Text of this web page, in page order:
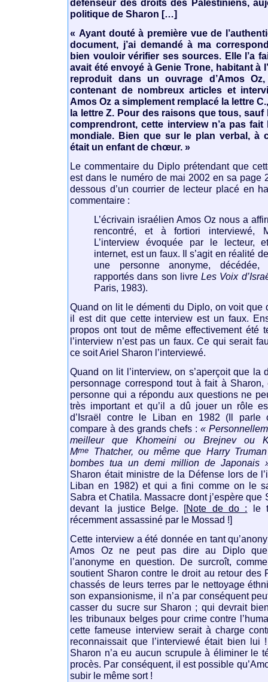
défenseur des droits des Palestiniens,
politique de Sharon […]
« Ayant douté à première vue de
document, j’ai demandé à ma
bien vouloir vérifier ses sources. Elle l’a
avait été envoyé à Genie Trone, habitant à
reproduit dans un ouvrage d’Amos
contenant de nombreux articles et
Amos Oz a simplement remplacé la lettre
la lettre Z. Pour des raisons que tous,
comprendront, cette interview n’a pas
mondiale. Bien que sur le plan verbal, à
était un enfant de chœur. »
Le commentaire du Diplo prétendant que
est dans le numéro de mai 2002 en sa page
dessous d’un courrier de lecteur placé en
commentaire :
L’écrivain israélien Amos Oz nous a
rencontré, et à fortiori interviewé,
L’interview évoquée par le lecteur,
internet, est un faux. Il s’agit en réalité
une personne anonyme,
rapportés dans son livreLes Voix
Paris, 1983).
Quand on lit le démenti du Diplo, on voit que
il est dit que cette interview est un faux.
propos ont tout de même effectivement été
l’interview n’est pas un faux. Ce qui serait
ce soit Ariel Sharon l’interviewé.
Quand on lit l’interview, on s’aperçoit que la
personnage correspond tout à fait à
personne qui a répondu aux questions ne
très important et qu’il a dû jouer un rôle
d’Israël contre le Liban en 1982 (Il parle
compare à des grands chefs :«
meilleur que Khomeini ou Brejnev ou
Mme
Thatcher, ou même que Harry
bombes tua un demi million de Japonais
Sharon était ministre de la Défense lors de
Liban en 1982) et qui a fini comme on le
Sabra et Chatila. Massacre dont j’espère que
devant la justice Belge. [Note de do : le
récemment assassiné par le Mossad !]
Cette interview a été donnée en tant
Amos Oz ne peut pas dire au Diplo
l’anonyme en question. De surcroît,
soutient Sharon contre le droit au retour des
chassés de leurs terres par le nettoyage
son expansionisme, il n’a par conséquent
casser du sucre sur Sharon ; qui devrait
les tribunaux belges pour crime contre
cette fameuse interview serait à charge
reconnaissait que l’interviewé était bien lui
Sharon n’a eu aucun scrupule à éliminer le
procès. Par conséquent, il est possible
subir le même sort !